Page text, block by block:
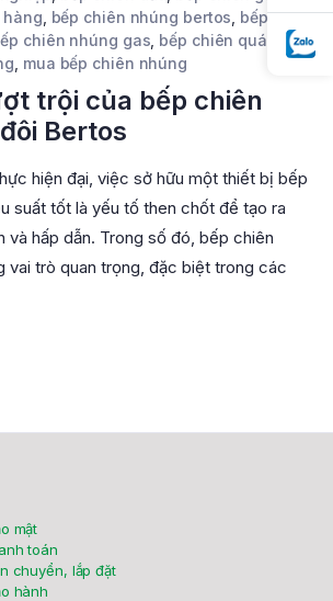
hàng bếp chiên nhúng bertos bếp
chiên nhúng gas bếp chiên quán ăn,
mua bếp chiên nhúng
trội của bếp chiên
Bertos
hiện đại, việc sở hữu một thiết bị bếp
suất tốt là yếu tố then chốt để tạo ra
và hấp dẫn. Trong số đó, bếp chiên
vai trò quan trọng, đặc biệt trong các
mật
toán
chuyển, lắp đặt
hành